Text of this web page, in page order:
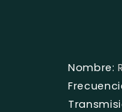
Nombre: